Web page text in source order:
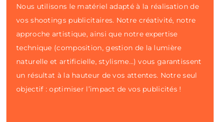
Nous utilisons le matériel adapté à la réalisation de
vos shootings publicitaires. Notre créativité, notre
approche artistique, ainsi que notre expertise
technique (composition, gestion de la lumière
naturelle et artificielle, stylisme…) vous garantissent
un résultat à la hauteur de vos attentes. Notre seul
objectif : optimiser l’impact de vos publicités !